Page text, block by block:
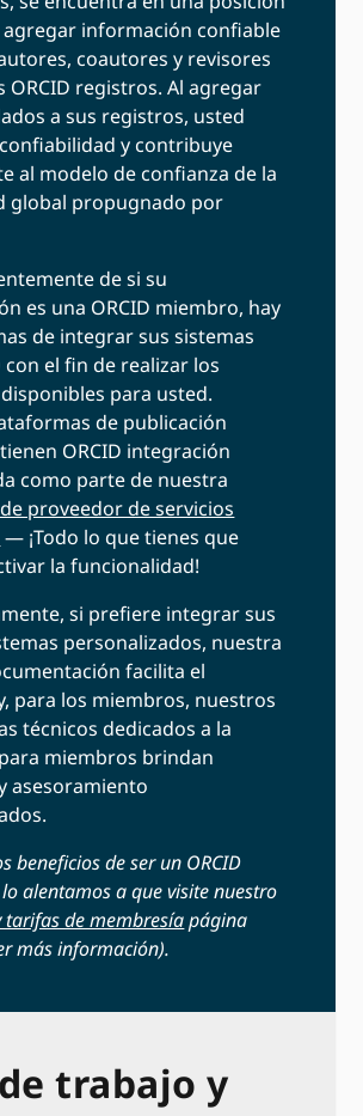
agregar información confiable
coautores y revisores
ORCID registros. Al agregar
a sus registros, usted
y contribuye
al modelo de confianza de la
global propugnado por
de si su
es una ORCID miembro, hay
de integrar sus sistemas
con el fin de realizar los
para usted.
de publicación
ORCID integración
como parte de nuestra
proveedor de servicios
— ¡Todo lo que tienes que
la funcionalidad!
si prefiere integrar sus
personalizados, nuestra
facilita el
para los miembros, nuestros
técnicos dedicados a la
miembros brindan
asesoramiento
beneficios de ser un ORCID
alentamos a que visite nuestro
tarifas de membresíapágina
más información).
trabajo y